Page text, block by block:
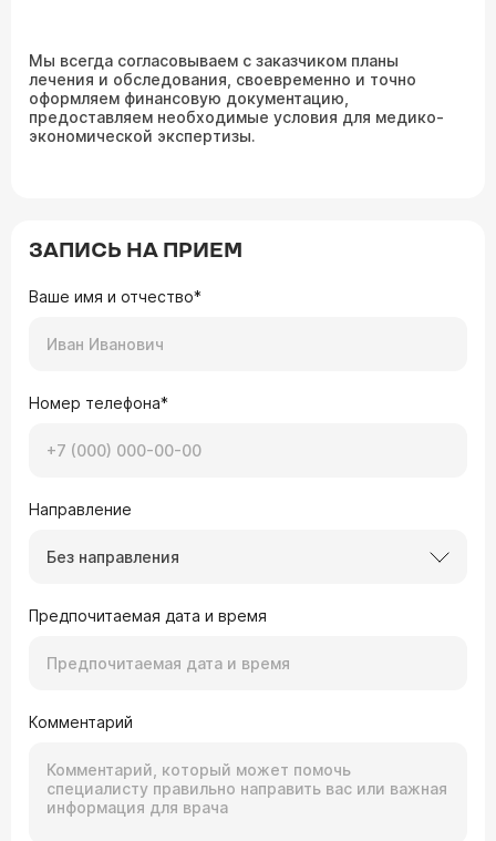
Мы всегда согласовываем с заказчиком планы
лечения и обследования, своевременно и точно
оформляем финансовую документацию,
предоставляем необходимые условия для медико-
экономической экспертизы.
ЗАПИСЬ НА ПРИЕМ
Ваше имя и отчество*
Номер телефона*
Направление
Без направления
Предпочитаемая дата и время
Комментарий